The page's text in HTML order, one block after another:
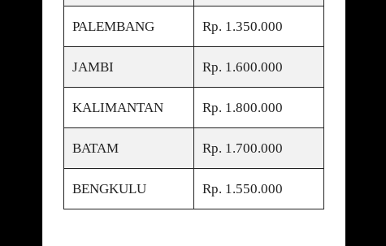
PALEMBANG Rp. 1.350.000
JAMBI Rp. 1.600.000
KALIMANTAN Rp. 1.800.000
BATAM Rp. 1.700.000
BENGKULU Rp. 1.550.000